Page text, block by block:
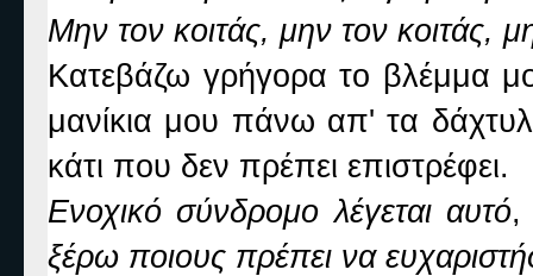
Μην τον κοιτάς, μην τον κοιτάς,
Κατεβάζω γρήγορα το βλέμμα
μανίκια μου πάνω απ' τα
κάτι που δεν πρέπει επιστρέφει.
Ενοχικό σύνδρομο λέγεται αυτό,
ξέρω ποιους πρέπει να